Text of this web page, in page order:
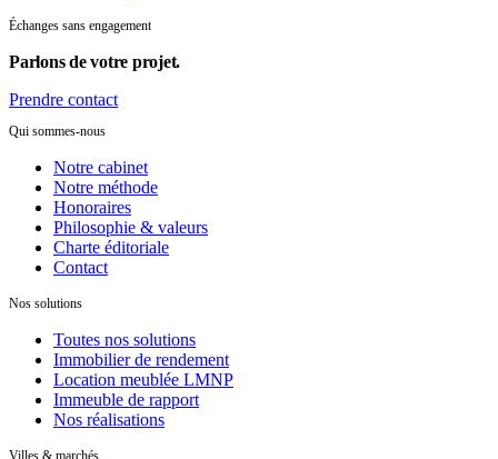
Échanges sans engagement
Parlons de votre projet.
Prendre contact
Qui sommes-nous
Notre cabinet
Notre méthode
Honoraires
Philosophie & valeurs
Charte éditoriale
Contact
Nos solutions
Toutes nos solutions
Immobilier de rendement
Location meublée LMNP
Immeuble de rapport
Nos réalisations
Villes & marchés